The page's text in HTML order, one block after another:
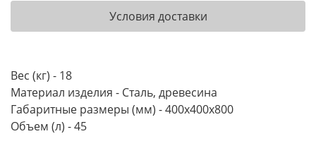
Условия доставки
Вес (кг) - 18
Материал изделия - Сталь, древесина
Габаритные размеры (мм) - 400х400х800
Объем (л) - 45